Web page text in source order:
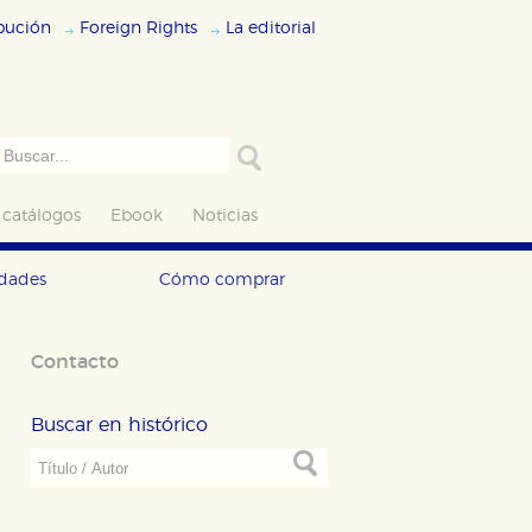
Foreign Rights La editorial
catálogos Ebook Noticias
Cómo comprar
Contacto
Buscar en histórico